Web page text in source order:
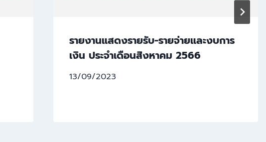
รายงานแสดงรายรับ-รายจ่ายและงบการ
เงิน ประจำเดือนสิงหาคม 2566
13/09/2023